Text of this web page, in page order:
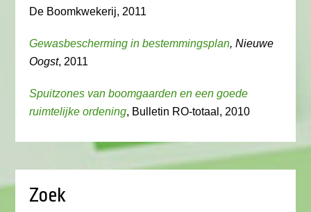
De Boomkwekerij, 2011
Gewasbescherming in bestemmingsplan, Nieuwe
Oogst, 2011
Spuitzones van boomgaarden en een goede
ruimtelijke ordening, Bulletin RO-totaal, 2010
Zoek